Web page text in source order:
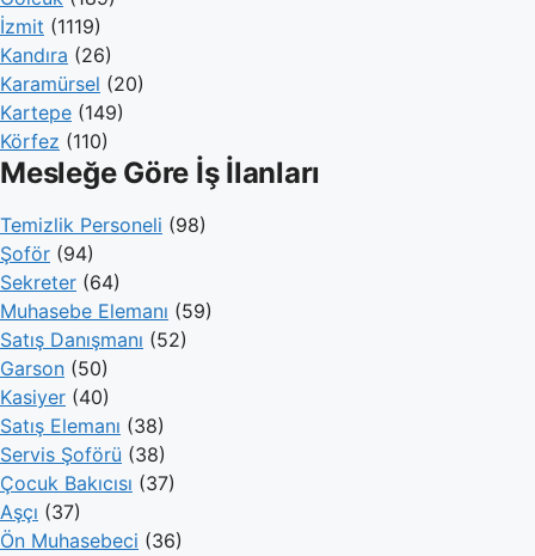
İzmit (1119)
Kandıra (26)
Karamürsel (20)
Kartepe (149)
Körfez (110)
Mesleğe Göre İş İlanları
Temizlik Personeli (98)
Şoför (94)
Sekreter (64)
Muhasebe Elemanı (59)
Satış Danışmanı (52)
Garson (50)
Kasiyer (40)
Satış Elemanı (38)
Servis Şoförü (38)
Çocuk Bakıcısı (37)
Aşçı (37)
Ön Muhasebeci (36)